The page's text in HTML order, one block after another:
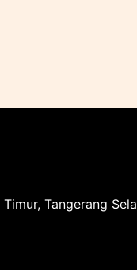
Tangerang